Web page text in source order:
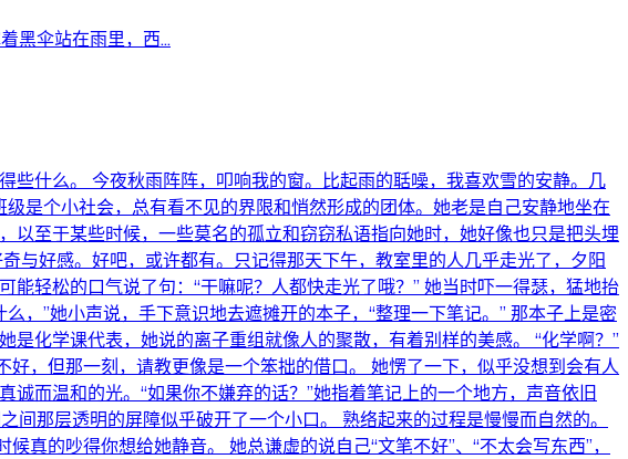
黑伞站在雨里，西...
些什么。 今夜秋雨阵阵，叩响我的窗。比起雨的聒噪，我喜欢雪的安静。几
是个小社会，总有看不见的界限和悄然形成的团体。她老是自己安静地坐在
至于某些时候，一些莫名的孤立和窃窃私语指向她时，她好像也只是把头埋
与好感。好吧，或许都有。只记得那天下午，教室里的人几乎走光了，夕阳
轻松的口气说了句：“干嘛呢？人都快走光了哦？” 她当时吓一得瑟，猛地抬
，”她小声说，手下意识地去遮摊开的本子，“整理一下笔记。” 那本子上是密
化学课代表，她说的离子重组就像人的聚散，有着别样的美感。 “化学啊？”
，但那一刻，请教更像是一个笨拙的借口。 她愣了一下，似乎没想到会有人
而温和的光。“如果你不嫌弃的话？”她指着笔记上的一个地方，声音依旧
那层透明的屏障似乎破开了一个小口。 熟络起来的过程是慢慢而自然的。
真的吵得你想给她静音。 她总谦虚的说自己“文笔不好”、“不太会写东西”，